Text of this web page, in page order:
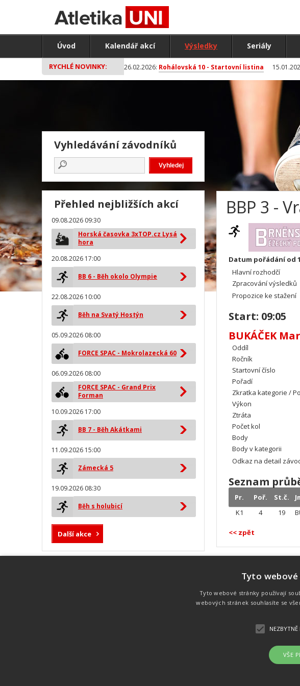
Úvod Kalendář akcí Výsledky Seriály
RYCHLÉ NOVINKY: 26.02.2026: Rohálovská 10 - Startovní listina
BBP 3 -
Datum pořádání od
Hlavní rozhodčí
Zpracování výsledků
Propozice ke stažení
Start: 09:05
BUKÁČEK
Oddíl
Ročník
Startovní číslo
Pořadí
Zkratka kategorie /
Výkon
Ztráta
Počet kol
Body
Body v kategorii
Odkaz na detail
Seznam
Pr. Poř. St.č.
K1
4 19
<< zpět
Vyhledávání závodníků
Přehled nejbližších akcí
09.08.2026 09:30
Horská časovka 3xTOP.cz Lysá
hora
20.08.2026 17:00
BB 6 - Běh okolo Olympie
22.08.2026 10:00
Běh na Svatý Hostýn
05.09.2026 08:00
FORCE SPAC - Mokrolazecká 60
06.09.2026 08:00
FORCE SPAC - Grand Prix
Forman
10.09.2026 17:00
BB 7 - Běh Akátkami
11.09.2026 15:00
Zámecká 5
19.09.2026 08:30
Běh s holubicí
Další akce
technologie od společnosti MYLAPS. Tato
technologie je používána na olympijských
. Publikování a šíření obsahu je bez písemného souhlasu
Tyto
Tyto webové stránky používají
webových stránek souhlasíte se
VŠE